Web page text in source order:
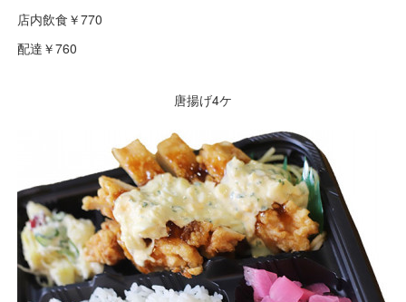
店内飲食￥770
配達￥760
唐揚げ4ケ